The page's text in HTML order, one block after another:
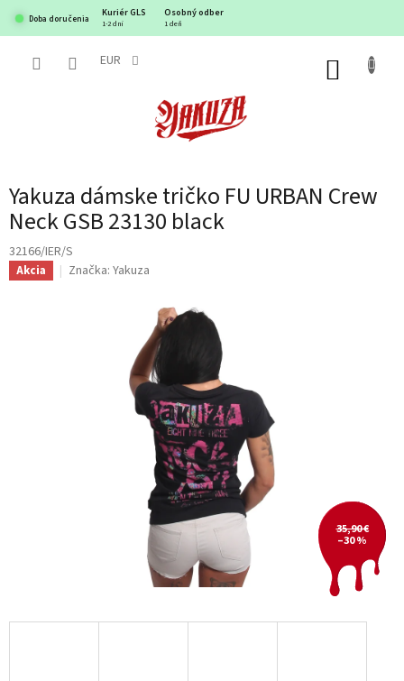
obsah
Doba doručenia
Kuriér GLS Osobný odber
1-2 dni 1 deň
EUR
Yakuza dámske tričko FU URBAN Crew
Neck GSB 23130 black
32166/IER/S
Akcia Značka: Yakuza
35,90 €
–30 %